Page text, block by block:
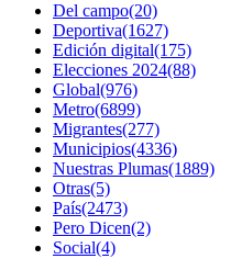
Del campo(20)
Deportiva(1627)
Edición digital(175)
Elecciones 2024(88)
Global(976)
Metro(6899)
Migrantes(277)
Municipios(4336)
Nuestras Plumas(1889)
Otras(5)
País(2473)
Pero Dicen(2)
Social(4)